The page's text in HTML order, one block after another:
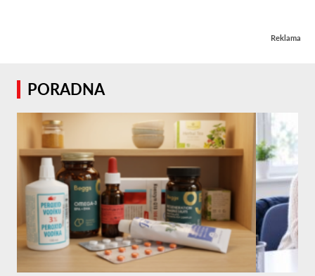
Reklama
PORADNA